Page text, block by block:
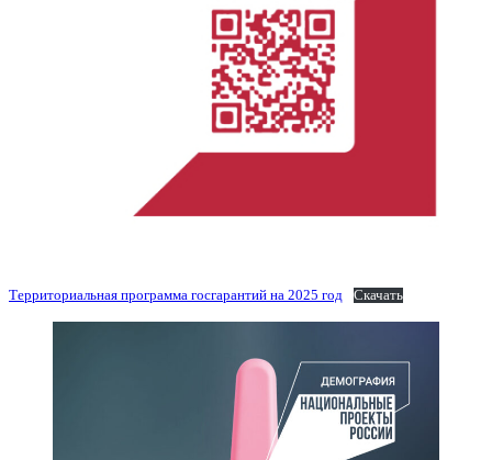
Территориальная программа госгарантий на 2025 год Скачать